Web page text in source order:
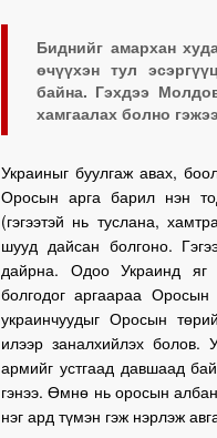
Биднийг амархан
өчүүхэн тул
байна. Гэхдээ
хамгаалах болно
Украиныг буулгаж авах,
Оросын арга барил нэн
(гэгээтэй нь туслана,
шууд дайсан болгоно.
дайрна. Одоо Украинд яг
болгодог аргаараа
украинчуудыг Оросын
илээр заналхийлэх болов.
армийг устгаад давшаад
гэнээ. Өмнө нь оросын
нэг ард түмэн гэж нэрлэж